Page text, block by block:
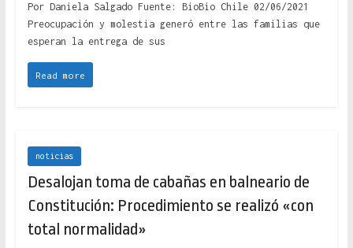
Por Daniela Salgado Fuente: BioBio Chile 02/06/2021
Preocupación y molestia generó entre las familias que
esperan la entrega de sus
Read more
noticias
Desalojan toma de cabañas en balneario de
Constitución: Procedimiento se realizó «con
total normalidad»